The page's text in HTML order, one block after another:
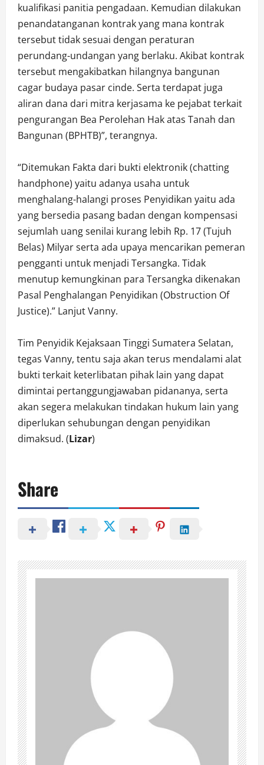
kualifikasi panitia pengadaan. Kemudian dilakukan
penandatanganan kontrak yang mana kontrak
tersebut tidak sesuai dengan peraturan
perundang-undangan yang berlaku. Akibat kontrak
tersebut mengakibatkan hilangnya bangunan
cagar budaya pasar cinde. Serta terdapat juga
aliran dana dari mitra kerjasama ke pejabat terkait
pengurangan Bea Perolehan Hak atas Tanah dan
Bangunan (BPHTB)”, terangnya.
“Ditemukan Fakta dari bukti elektronik (chatting
handphone) yaitu adanya usaha untuk
menghalang-halangi proses Penyidikan yaitu ada
yang bersedia pasang badan dengan kompensasi
sejumlah uang senilai kurang lebih Rp. 17 (Tujuh
Belas) Milyar serta ada upaya mencarikan pemeran
pengganti untuk menjadi Tersangka. Tidak
menutup kemungkinan para Tersangka dikenakan
Pasal Penghalangan Penyidikan (Obstruction Of
Justice).” Lanjut Vanny.
Tim Penyidik Kejaksaan Tinggi Sumatera Selatan,
tegas Vanny, tentu saja akan terus mendalami alat
bukti terkait keterlibatan pihak lain yang dapat
dimintai pertanggungjawaban pidananya, serta
akan segera melakukan tindakan hukum lain yang
diperlukan sehubungan dengan penyidikan
dimaksud. (Lizar)
Share